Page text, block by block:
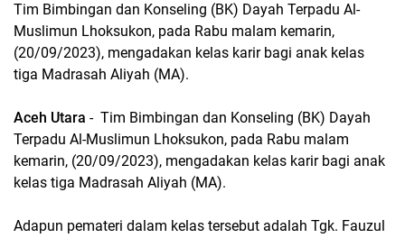
Tim Bimbingan dan Konseling (BK) Dayah Terpadu Al-
Muslimun Lhoksukon, pada Rabu malam kemarin,
(20/09/2023), mengadakan kelas karir bagi anak kelas
tiga Madrasah Aliyah (MA).
Aceh Utara - Tim Bimbingan dan Konseling (BK) Dayah
Terpadu Al-Muslimun Lhoksukon, pada Rabu malam
kemarin, (20/09/2023), mengadakan kelas karir bagi anak
kelas tiga Madrasah Aliyah (MA).
Adapun pemateri dalam kelas tersebut adalah Tgk. Fauzul